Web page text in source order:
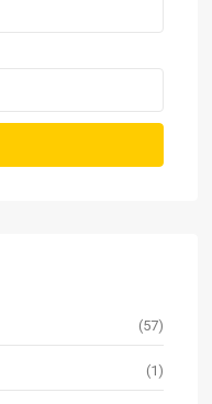
(57)
(1)